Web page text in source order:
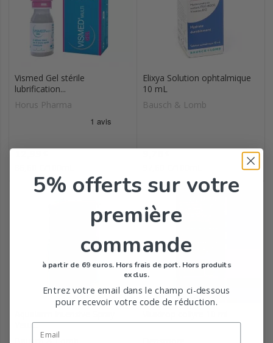
Vismed Gel stérile
lubrification...
Horus Pharma
Prix
Elixya Solution ophtalmique
10 mL
Bausch & Lomb
Prix
Yeux...
5% offerts sur votre
première
commande
à partir de 69 euros. Hors frais de port. Hors produits
exclus.
Entrez votre email dans le champ ci-dessous
pour recevoir votre code de réduction.